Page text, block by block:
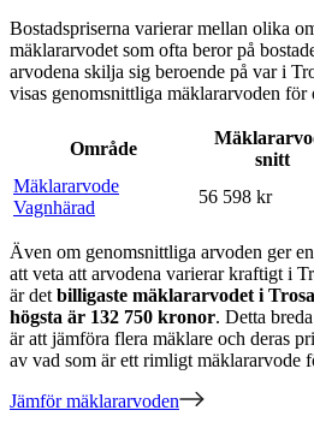
Bostadspriserna varierar mellan olika
mäklararvodet som ofta beror på
arvodena skilja sig beroende på vari
visas genomsnittliga mäklararvoden för
Område
snitt
Mäklararvode
Vagnhärad
56 598 kr
Även om genomsnittliga arvoden ger
att veta att arvodena varierar kraftigt i
är det billigaste mäklararvodet i Trosa
högsta är 132 750 kronor. Detta
är att jämföra flera mäklare och deras
av vad som är ett rimligt mäklararvode
Jämför mäklararvoden